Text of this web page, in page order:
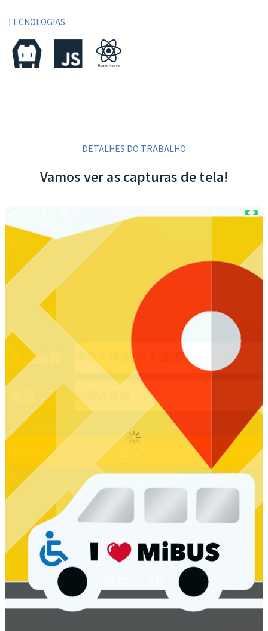
TECNOLOGIAS
DETALHES DO TRABALHO
Vamos ver as capturas de tela!